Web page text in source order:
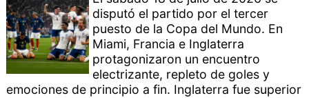
disputó el partido por el tercer
puesto de la Copa del Mundo. En
Miami, Francia e Inglaterra
protagonizaron un encuentro
electrizante, repleto de goles y
emociones de principio a fin. Inglaterra fue superior